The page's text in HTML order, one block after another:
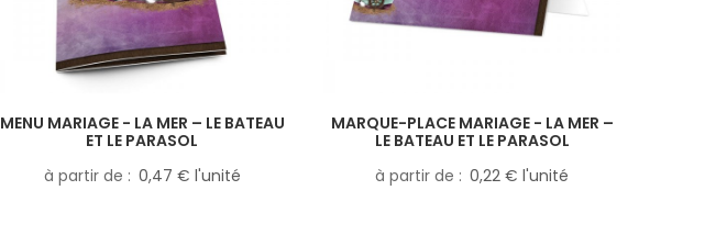
MENU MARIAGE - LA MER – LE BATEAU
ET LE PARASOL
à partir de
0,47 € l'unité
MARQUE-PLACE MARIAGE - LA MER –
LE BATEAU ET LE PARASOL
à partir de
0,22 € l'unité